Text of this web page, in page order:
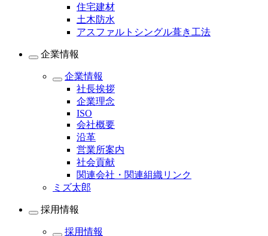
住宅建材
土木防水
アスファルトシングル葺き工法
企業情報
企業情報
社長挨拶
企業理念
ISO
会社概要
沿革
営業所案内
社会貢献
関連会社・関連組織リンク
ミズ太郎
採用情報
採用情報